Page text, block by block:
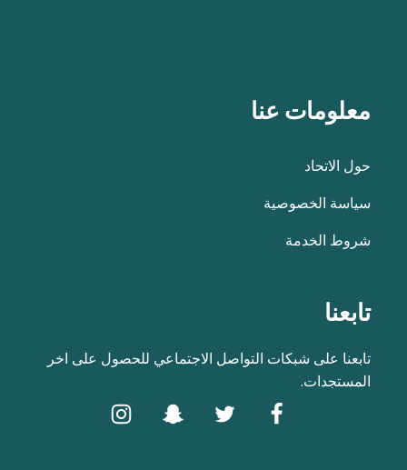
معلومات عنا
حول الاتحاد
سياسة الخصوصية
شروط الخدمة
تابعنا
تابعنا على شبكات التواصل الاجتماعي للحصول على اخر
المستجدات.